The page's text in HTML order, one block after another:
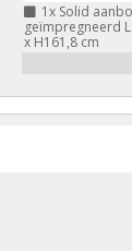
1xSolid
geïmpregneerd
x H161,8 cm